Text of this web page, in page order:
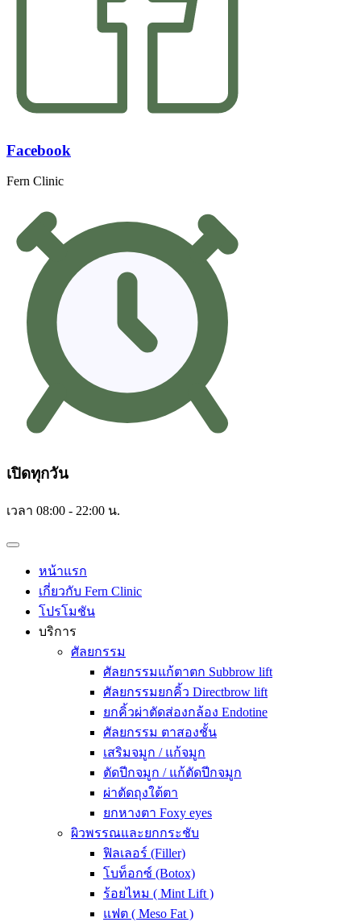
Facebook
Fern Clinic
เปิดทุกวัน
เวลา 08:00 - 22:00 น.
หน้าแรก
เกี่ยวกับ Fern Clinic
โปรโมชัน
บริการ
ศัลยกรรม
ศัลยกรรมแก้ตาตก Subbrow lift
ศัลยกรรมยกคิ้ว Directbrow lift
ยกคิ้วผ่าตัดส่องกล้อง Endotine
ศัลยกรรม ตาสองชั้น
เสริมจมูก / แก้จมูก
ตัดปีกจมูก / แก้ตัดปีกจมูก
ผ่าตัดถุงใต้ตา
ยกหางตา Foxy eyes
ผิวพรรณและยกกระชับ
ฟิลเลอร์ (Filler)
โบท็อกซ์ (Botox)
ร้อยไหม ( Mint Lift )
แฟต ( Meso Fat )